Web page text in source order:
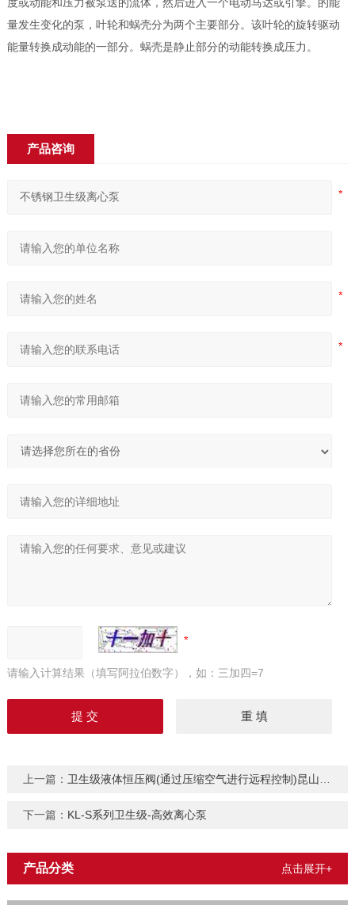
量发生变化的泵，叶轮和蜗壳分为两个主要部分。该叶轮的旋转驱动
能量转换成动能的一部分。蜗壳是静止部分的动能转换成压力。
产品咨询
请输入计算结果（填写阿拉伯数字），如：三加四=7
上一篇： 卫生级液体恒压阀(通过压缩空气进行远程控制)昆山新莱集团
下一篇： KL-S系列卫生级-高效离心泵
产品分类 点击展开+